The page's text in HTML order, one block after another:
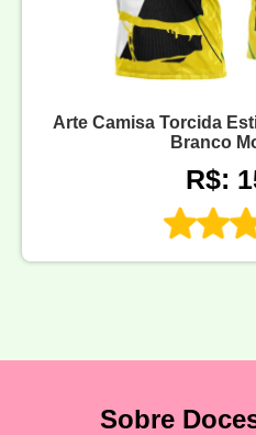
Arte Camisa Torcida
Branco
R$:
Sobre